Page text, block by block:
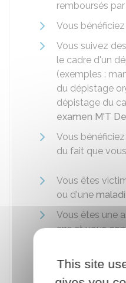
remboursés
Vous
Vous suivez
le cadre d'un
(exemples :
du dépistage
dépistage du
examen M'T
Vous
du fait que
Vous êtes
ou d'une
Vous êtes une
ans et vous
Vous êtes
longue durée
This site